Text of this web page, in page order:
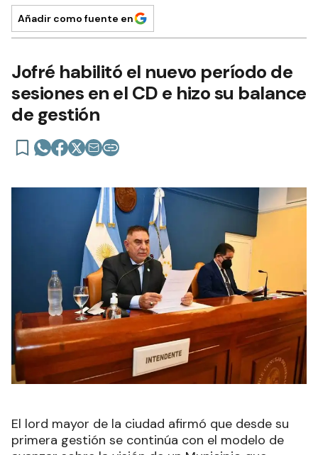
Añadir como fuente en
Jofré habilitó el nuevo período de
sesiones en el CD e hizo su balance
de gestión
El lord mayor de la ciudad afirmó que desde su
primera gestión se continúa con el modelo de